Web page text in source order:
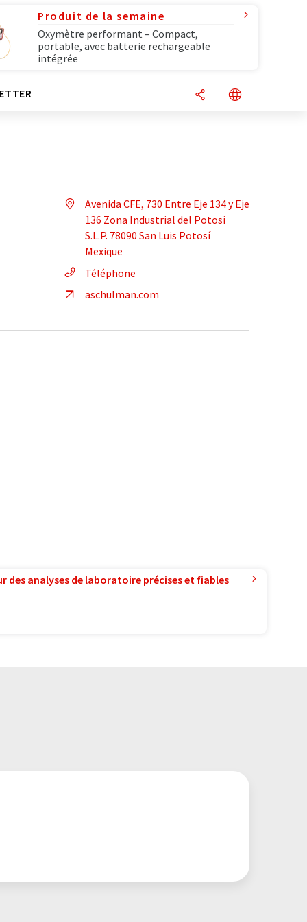
Produit de la semaine
Oxymètre performant – Compact,
portable, avec batterie rechargeable
intégrée
Avenida CFE, 730 Entre Eje 134 y Eje
136 Zona Industrial del Potosi
S.L.P. 78090 San Luis Potosí
Mexique
Téléphone
aschulman.com
des analyses de laboratoire précises et fiables